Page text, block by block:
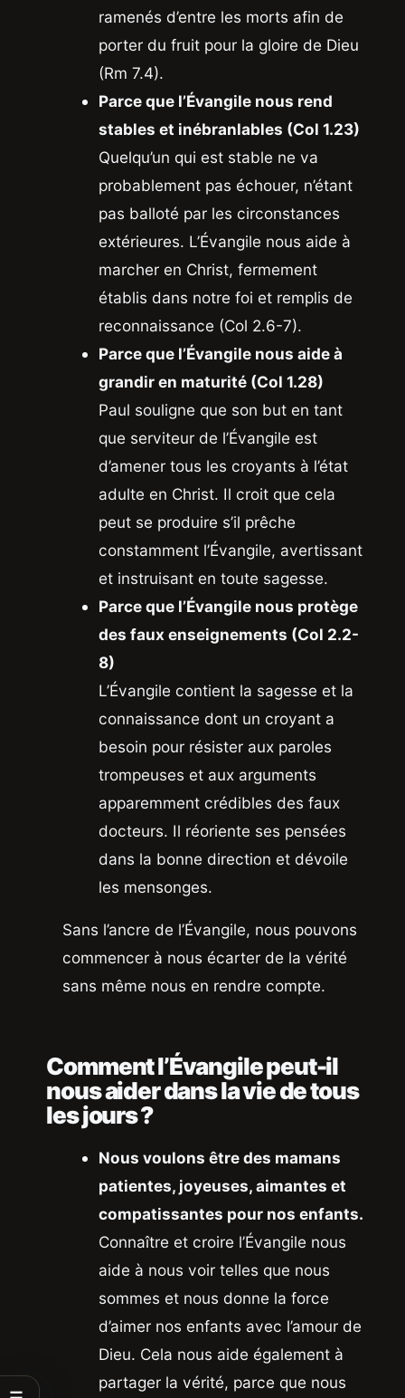
ramenés d’entre les morts afin de
porter du fruit pour la gloire de Dieu
(Rm 7.4).
Parce que l’Évangile nous rend
stables et inébranlables (Col 1.23)
Quelqu’un qui est stable ne va
probablement pas échouer, n’étant
pas balloté par les circonstances
extérieures. L’Évangile nous aide à
marcher en Christ, fermement
établis dans notre foi et remplis de
reconnaissance (Col 2.6-7).
Parce que l’Évangile nous aide à
grandir en maturité (Col 1.28)
Paul souligne que son but en tant
que serviteur de l’Évangile est
d’amener tous les croyants à l’état
adulte en Christ. Il croit que cela
peut se produire s’il prêche
constamment l’Évangile, avertissant
et instruisant en toute sagesse.
Parce que l’Évangile nous protège
des faux enseignements (Col 2.2-
8)
L’Évangile contient la sagesse et la
connaissance dont un croyant a
besoin pour résister aux paroles
trompeuses et aux arguments
apparemment crédibles des faux
docteurs. Il réoriente ses pensées
dans la bonne direction et dévoile
les mensonges.
Sans l’ancre de l’Évangile, nous pouvons
commencer à nous écarter de la vérité
sans même nous en rendre compte.
Comment l’Évangile peut-il
nous aider dans la vie de tous
les jours ?
Nous voulons être des mamans
patientes, joyeuses, aimantes et
compatissantes pour nos enfants.
Connaître et croire l’Évangile nous
aide à nous voir telles que nous
sommes et nous donne la force
d’aimer nos enfants avec l’amour de
Dieu. Cela nous aide également à
partager la vérité, parce que nous